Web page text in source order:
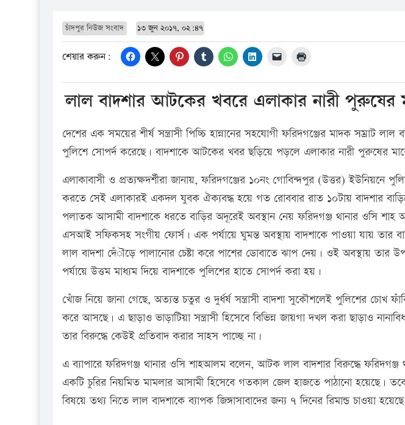
চাঁদপুর নিউজ সংবাদ ১৩ জুন ২০১৭, ০২:৪৭
শেয়ার করুন:
লাল বাদশার আটকের খবরে এলাকার নারী পুরুষের
দেশের এক সময়ের শীর্ষ সন্ত্রাসী পিচ্চি হান্নানের সহযোগী ফরিদগঞ্জের মাদক সম্রাট
পুলিশে সোপর্দ করেছে। বাদশাকে আটকের খবর ছড়িয়ে পড়লে এলাকার নারী পুরুষের
এলাকাবাসী ও প্রত্যক্ষদর্শীরা জানায়, ফরিদগঞ্জের ১০নং গোবিন্দপুর (উত্তর) ইউনিয়নে
করতে সেই এলাকারই একদল যুবক ঐক্যবদ্ধ হয়ে গত রোববার রাত ১০টায় বাদশার
পলাতক আসামী বাদশাকে ধরতে বাড়ির অদূরেই অবস্থান নেয় ফরিদগঞ্জ থানার ওসি
এসআই সফিকসহ সংগীয় ফোর্স। এক পর্যায়ে ঘুমন্ত অবস্থায় বাদশাকে পাওয়া যায় তার
লাল বাদশা দেঁৗড়ে পালানোর চেষ্টা করে পাশের ডোবাতে ঝাপ দেয়। ওই অবস্থায়
পর্যায়ে উত্তম মাধ্যম দিয়ে বাদশাকে পুলিশের হাতে সোপর্দ করা হয়।
খোঁজ নিয়ে জানা গেছে, অত্যন্ত চতুর ও দুর্ধর্ষ সন্ত্রাসী বাদশা সুকৌশলেই পুলিশের চোখ
করে আসছে। এ ছাড়াও ভাড়াটিয়া সন্ত্রাসী হিসেবে বিভিন্ন জায়গা দখল করা ছাড়াও
তার বিরুদ্ধে কেউই প্রতিবাদ করার সাহস পাচ্ছে না।
এ ব্যাপারে ফরিদগঞ্জ থানার ওসি শাহআলম বলেন, আটক লাল বাদশার বিরুদ্ধে ফরিদগঞ্জ
একটি চুরির নিয়মিত মামলার আসামী হিসেবে গতকাল জেল হাজতে পাঠানো হয়েছে।
বিষয়ে তথ্য নিতে লাল বাদশাকে ব্যাপক জিঙ্গাসাবাদের জন্য ৭ দিনের রিমান্ড চাওয়া